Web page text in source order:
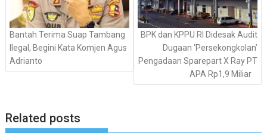
Bantah Terima Suap Tambang
Ilegal, Begini Kata Komjen Agus
Adrianto
BPK dan KPPU RI Didesak Audit
Dugaan ‘Persekongkolan’
Pengadaan Sparepart X Ray PT
APA Rp1,9 Miliar
Related posts